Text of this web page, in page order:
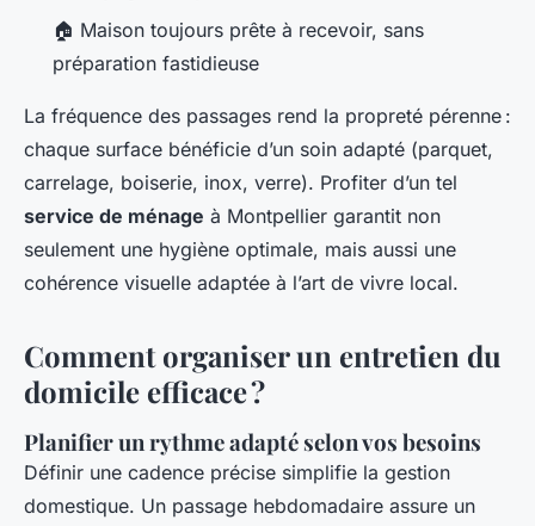
🏠 Maison toujours prête à recevoir, sans
préparation fastidieuse
La fréquence des passages rend la propreté pérenne :
chaque surface bénéficie d’un soin adapté (parquet,
carrelage, boiserie, inox, verre). Profiter d’un tel
service de ménage à Montpellier garantit non
seulement une hygiène optimale, mais aussi une
cohérence visuelle adaptée à l’art de vivre local.
Comment organiser un entretien du
domicile efficace ?
Planifier un rythme adapté selon vos besoins
Définir une cadence précise simplifie la gestion
domestique. Un passage hebdomadaire assure un